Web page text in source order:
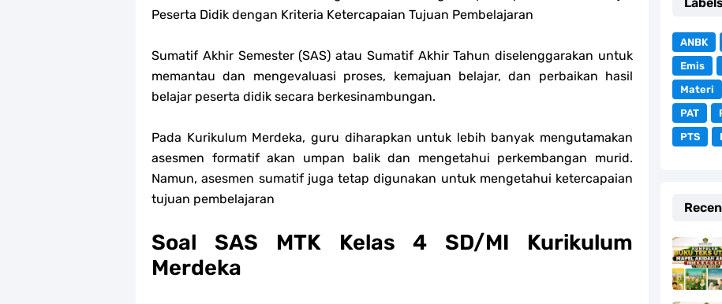
Peserta Didik dengan Kriteria Ketercapaian Tujuan Pembelajaran
Sumatif Akhir Semester (SAS) atau Sumatif Akhir Tahun diselenggarakan untuk
memantau dan mengevaluasi proses, kemajuan belajar, dan perbaikan hasil
belajar peserta didik secara berkesinambungan.
Pada Kurikulum Merdeka, guru diharapkan untuk lebih banyak mengutamakan
asesmen formatif akan umpan balik dan mengetahui perkembangan murid.
Namun, asesmen sumatif juga tetap digunakan untuk mengetahui ketercapaian
tujuan pembelajaran
Soal SAS MTK Kelas 4 SD/MI Kurikulum
Merdeka
ANBK
Emis
Materi
PAT
PTS